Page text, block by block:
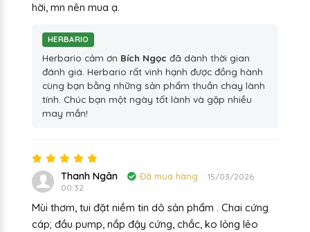
hời, mn nên mua ạ.
HERBARIO
Herbario cảm ơn Bích Ngọc đã dành thời gian
đánh giá. Herbario rất vinh hạnh được đồng hành
cùng bạn bằng những sản phẩm thuần chay lành
tính. Chúc bạn một ngày tốt lành và gặp nhiều
may mắn!
Thanh Ngân Đã mua hàng
15/03/2026
00:32
Mùi thơm, tui đặt niềm tin dô sản phẩm . Chai cứng
cáp; đầu pump, nắp đậy cứng, chắc, ko lỏng lẻo